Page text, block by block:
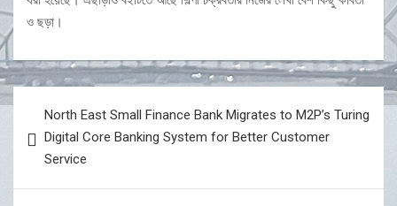
ও ছড়া।
Post
navigation
North East Small Finance Bank Migrates to M2P’s Turing
Digital Core Banking System for Better Customer
Service